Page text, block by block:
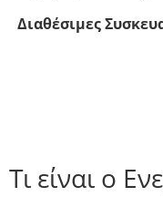
Διαθέσιμες
Τι είναι ο